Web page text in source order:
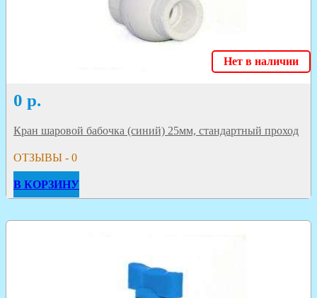
Нет в наличии
0 р.
Кран шаровой бабочка (синий) 25мм, стандартный проход
ОТЗЫВЫ - 0
В КОРЗИНУ